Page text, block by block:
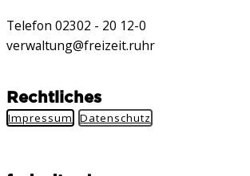
Telefon 02302 - 20 12-0
verwaltung@freizeit.ruhr
Rechtliches
Impressum Datenschutz